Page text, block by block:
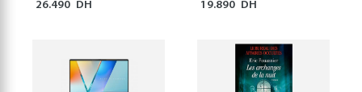
26.490 DH 19.890 DH